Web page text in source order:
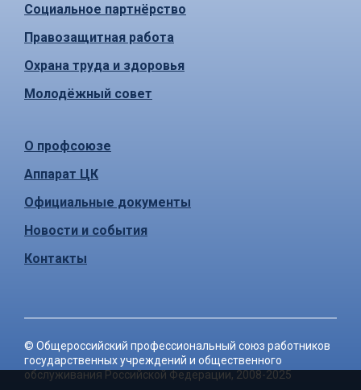
Социальное партнёрство
Правозащитная работа
Охрана труда и здоровья
Молодёжный совет
О профсоюзе
Аппарат ЦК
Официальные документы
Новости и события
Контакты
© Общероссийский профессиональный союз работников
государственных учреждений и общественного
обслуживания Российской Федерации, 2008-2025